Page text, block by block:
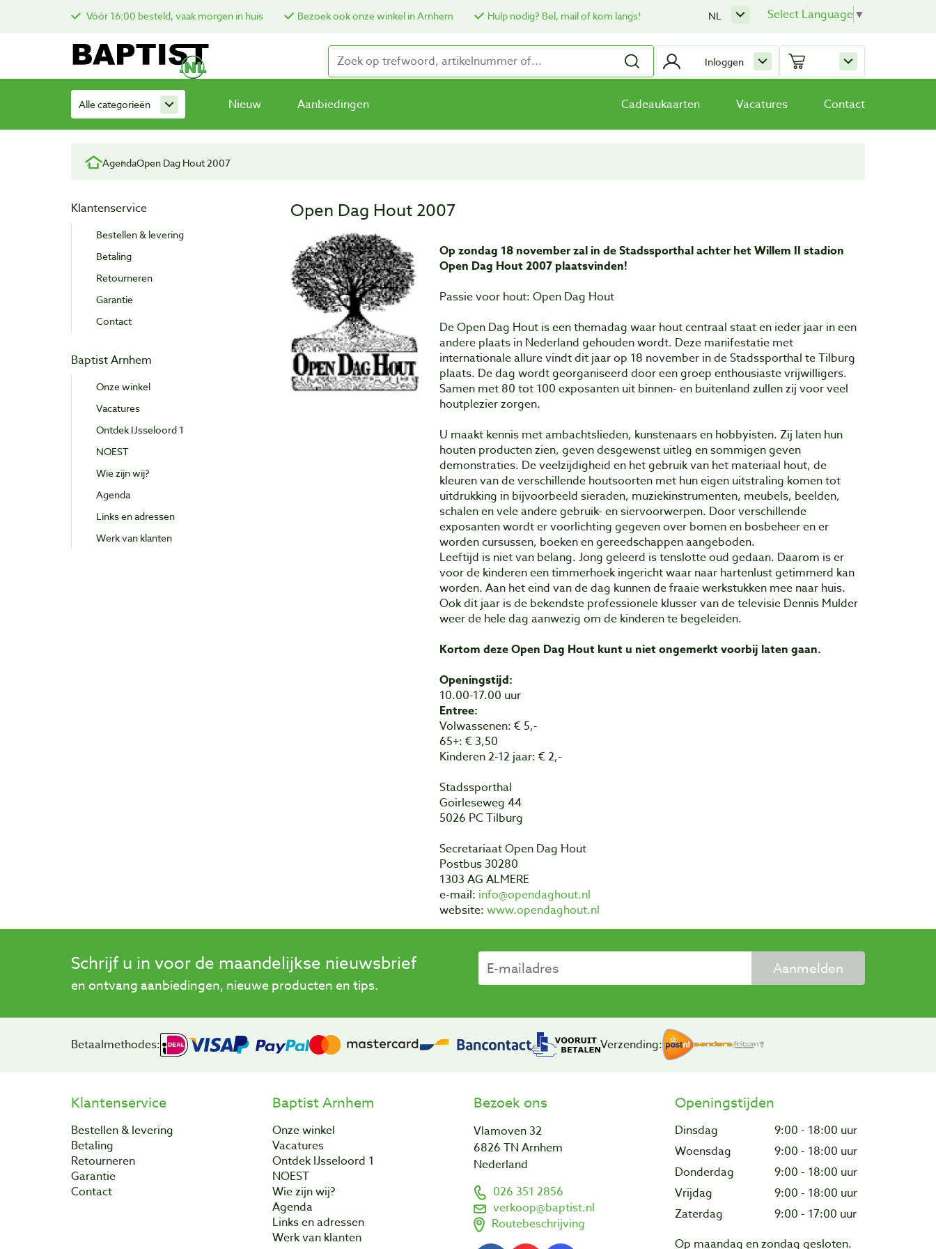
Vóór 16:00 besteld, vaak morgen in huis Bezoek ook onze winkel in Arnhem Hulp nodig? Bel, mail of kom langs! Select Language▼
NL
Inloggen
Alle categorieën Nieuw Aanbiedingen Cadeaukaarten Vacatures Contact
AgendaOpen Dag Hout 2007
Klantenservice
Bestellen & levering
Betaling
Retourneren
Garantie
Contact
Baptist Arnhem
Onze winkel
Vacatures
Ontdek IJsseloord 1
NOEST
Wie zijn wij?
Agenda
Links en adressen
Werk van klanten
Open Dag Hout 2007
Op zondag 18 november zal in de Stadssporthal achter het Willem II stadion
Open Dag Hout 2007 plaatsvinden!
Passie voor hout: Open Dag Hout
De Open Dag Hout is een themadag waar hout centraal staat en ieder jaar in een
andere plaats in Nederland gehouden wordt. Deze manifestatie met
internationale allure vindt dit jaar op 18 november in de Stadssporthal te Tilburg
plaats. De dag wordt georganiseerd door een groep enthousiaste vrijwilligers.
Samen met 80 tot 100 exposanten uit binnen- en buitenland zullen zij voor veel
houtplezier zorgen.
U maakt kennis met ambachtslieden, kunstenaars en hobbyisten. Zij laten hun
houten producten zien, geven desgewenst uitleg en sommigen geven
demonstraties. De veelzijdigheid en het gebruik van het materiaal hout, de
kleuren van de verschillende houtsoorten met hun eigen uitstraling komen tot
uitdrukking in bijvoorbeeld sieraden, muziekinstrumenten, meubels, beelden,
schalen en vele andere gebruik- en siervoorwerpen. Door verschillende
exposanten wordt er voorlichting gegeven over bomen en bosbeheer en er
worden cursussen, boeken en gereedschappen aangeboden.
Leeftijd is niet van belang. Jong geleerd is tenslotte oud gedaan. Daarom is er
voor de kinderen een timmerhoek ingericht waar naar hartenlust getimmerd kan
worden. Aan het eind van de dag kunnen de fraaie werkstukken mee naar huis.
Ook dit jaar is de bekendste professionele klusser van de televisie Dennis Mulder
weer de hele dag aanwezig om de kinderen te begeleiden.
Kortom deze Open Dag Hout kunt u niet ongemerkt voorbij laten gaan.
Openingstijd:
10.00-17.00 uur
Entree:
Volwassenen: € 5,-
65+: € 3,50
Kinderen 2-12 jaar: € 2,-
Stadssporthal
Goirleseweg 44
5026 PC Tilburg
Secretariaat Open Dag Hout
Postbus 30280
1303 AG ALMERE
e-mail: info@opendaghout.nl
website: www.opendaghout.nl
Schrijf u in voor de maandelijkse nieuwsbrief
en ontvang aanbiedingen, nieuwe producten en tips.
Aanmelden
Betaalmethodes: Verzending:
Klantenservice
Bestellen & levering
Betaling
Retourneren
Garantie
Contact
Baptist Arnhem
Onze winkel
Vacatures
Ontdek IJsseloord 1
NOEST
Wie zijn wij?
Agenda
Links en adressen
Werk van klanten
Bezoek ons
Vlamoven 32
6826 TN Arnhem
Nederland
026 351 2856
verkoop@baptist.nl
Routebeschrijving
Openingstijden
Dinsdag
9:00 - 18:00 uur
Woensdag
9:00 - 18:00 uur
Donderdag
9:00 - 18:00 uur
Vrijdag
9:00 - 18:00 uur
Zaterdag
9:00 - 17:00 uur
Op maandag en zondag gesloten.